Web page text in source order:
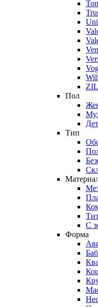
Пол
Тип
С
Форма